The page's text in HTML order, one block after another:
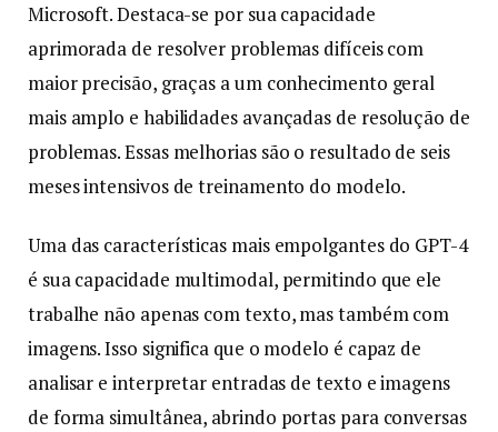
Microsoft. Destaca-se por sua capacidade
aprimorada de resolver problemas difíceis com
maior precisão, graças a um conhecimento geral
mais amplo e habilidades avançadas de resolução de
problemas. Essas melhorias são o resultado de seis
meses intensivos de treinamento do modelo.
Uma das características mais empolgantes do GPT-4
é sua capacidade multimodal, permitindo que ele
trabalhe não apenas com texto, mas também com
imagens. Isso significa que o modelo é capaz de
analisar e interpretar entradas de texto e imagens
de forma simultânea, abrindo portas para conversas